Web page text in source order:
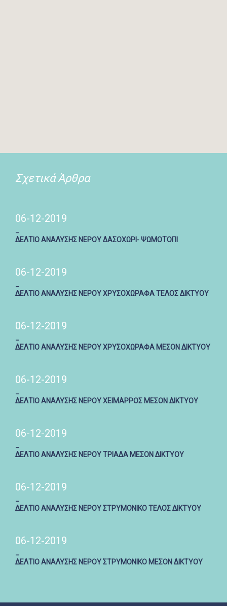
Σχετικά Άρθρα
06-12-2019
ΔΕΛΤΙΟ ΑΝΑΛΥΣΗΣ ΝΕΡΟΥ ΔΑΣΟΧΩΡΙ- ΨΩΜΟΤΟΠΙ
06-12-2019
ΔΕΛΤΙΟ ΑΝΑΛΥΣΗΣ ΝΕΡΟΥ ΧΡΥΣΟΧΩΡΑΦΑ ΤΕΛΟΣ ΔΙΚΤΥΟΥ
06-12-2019
ΔΕΛΤΙΟ ΑΝΑΛΥΣΗΣ ΝΕΡΟΥ ΧΡΥΣΟΧΩΡΑΦΑ ΜΕΣΟΝ ΔΙΚΤΥΟΥ
06-12-2019
ΔΕΛΤΙΟ ΑΝΑΛΥΣΗΣ ΝΕΡΟΥ ΧΕΙΜΑΡΡΟΣ ΜΕΣΟΝ ΔΙΚΤΥΟΥ
06-12-2019
ΔΕΛΤΙΟ ΑΝΑΛΥΣΗΣ ΝΕΡΟΥ ΤΡΙΑΔΑ ΜΕΣΟΝ ΔΙΚΤΥΟΥ
06-12-2019
ΔΕΛΤΙΟ ΑΝΑΛΥΣΗΣ ΝΕΡΟΥ ΣΤΡΥΜΟΝΙΚΟ ΤΕΛΟΣ ΔΙΚΤΥΟΥ
06-12-2019
ΔΕΛΤΙΟ ΑΝΑΛΥΣΗΣ ΝΕΡΟΥ ΣΤΡΥΜΟΝΙΚΟ ΜΕΣΟΝ ΔΙΚΤΥΟΥ